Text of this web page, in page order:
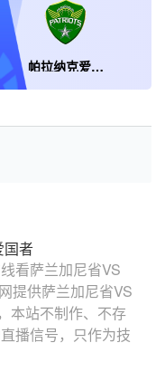
帕拉纳克爱国者
国者
看萨兰加尼省VS
提供萨兰加尼省VS
本站不制作、不存
播信号，只作为技